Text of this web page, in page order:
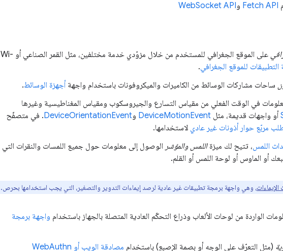
Fetch API وWebSocket API
على الموقع الجغرافي للمستخدم من خلال مزوّدي خدمة مختلفين، مثل القمر الصناعي أو Wi-
للموقع الجغرافي.
ساحات مشاركات الوسائط من الكاميرات والميكروفونات باستخدام واجهة أجهزة الوسائط.
في الوقت الفعلي من مقياس التسارع والجيروسكوب ومقياس المغناطيسية وغيرها
أو واجهات قديمة، مثل DeviceMotionEvent وDeviceOrientationEvent. في متصفّح
مربّع حوار أذونات غير عادي لاستخدامها.
اللمس، تتيح لك ميزةاللمس والمؤشر الوصول إلى معلومات حول جميع اللمسات والنقرات التي
أو الماوس أو لوحة اللمس أو القلم.
، وهي واجهة برمجة تطبيقات غير عادية لرصد إيماءات التدوير والتصغير، التي يجب استخدامها بحرص.
الواردة من لوحات الألعاب وذراع التحكّم العادية المتصلة بالجهاز باستخدام واجهة برمجة
(مثل التعرّف على الوجه أو بصمة الإصبع) باستخدام مصادقة الويب أو WebAuthn